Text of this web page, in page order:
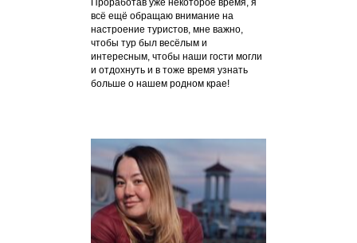
всё ещё обращаю внимание на
настроение туристов, мне важно,
чтобы тур был весёлым и
интересным, чтобы наши гости могли
и отдохнуть и в тоже время узнать
больше о нашем родном крае!